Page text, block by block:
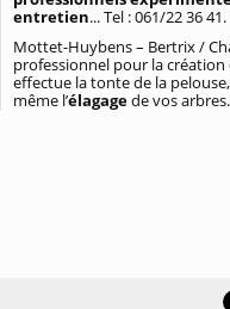
entretien... Tel : 061/22 36 41.
Mottet-Huybens – Bertrix /
professionnel pour la création
effectue la tonte de la
même l’élagagede vos